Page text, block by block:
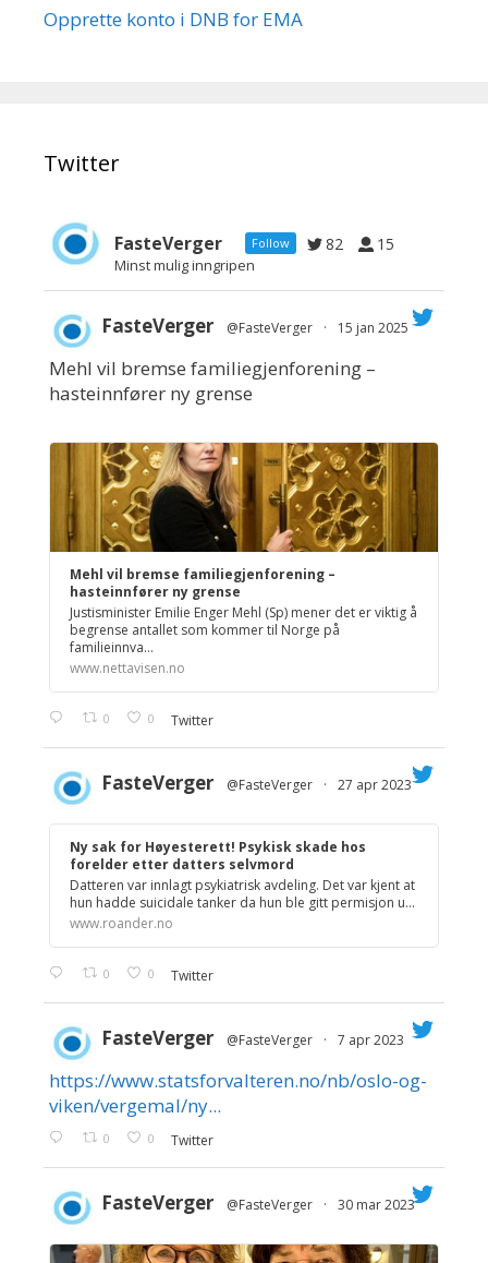
Opprette konto i DNB for EMA
Twitter
FasteVerger Follow 82 15
Minst mulig inngripen
;
FasteVerger @FasteVerger · 15 jan 2025
Mehl vil bremse familiegjenforening –
hasteinnfører ny grense
Mehl vil bremse familiegjenforening –
hasteinnfører ny grense
Justisminister Emilie Enger Mehl (Sp) mener det er viktig å
begrense antallet som kommer til Norge på
familieinnva...
www.nettavisen.no
0 0 Twitter
;
FasteVerger @FasteVerger · 27 apr 2023
Ny sak for Høyesterett! Psykisk skade hos
forelder etter datters selvmord
Datteren var innlagt psykiatrisk avdeling. Det var kjent at
hun hadde suicidale tanker da hun ble gitt permisjon u...
www.roander.no
0 0 Twitter
;
FasteVerger @FasteVerger · 7 apr 2023
https://www.statsforvalteren.no/nb/oslo-og-
viken/vergemal/ny...
0 0 Twitter
;
FasteVerger @FasteVerger · 30 mar 2023